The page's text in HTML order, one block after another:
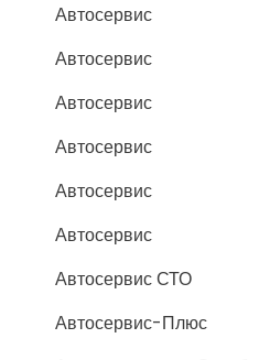
Автосервис
Автосервис
Автосервис
Автосервис
Автосервис
Автосервис
Автосервис СТО
Автосервис-Плюс